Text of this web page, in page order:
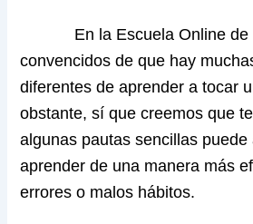
En la Escuela Online de
convencidos de que hay
diferentes de aprender a tocar
obstante, sí que creemos que
algunas pautas sencillas puede
aprender de una manera más
errores o malos hábitos.